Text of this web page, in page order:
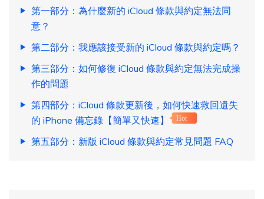
第一部分：為什麼新的 iCloud 條款與約定無法同
意？
第二部分：我應該接受新的 iCloud 條款與約定嗎？
第三部分：如何修復 iCloud 條款與約定無法完成操
作的問題
第四部分：iCloud 條款更新後，如何快速救回遺失
的 iPhone 備忘錄【簡單又快速】
Hot
第五部分：新版 iCloud 條款與約定常見問題 FAQ